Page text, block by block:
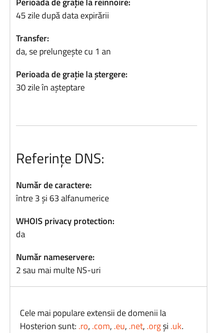
45 zile după data expirării
Transfer:
da, se prelungește cu 1 an
Perioada de grație la ștergere:
30 zile în așteptare
Referințe DNS:
Număr de caractere:
între 3 și 63 alfanumerice
WHOIS privacy protection:
da
Număr nameservere:
2 sau mai multe NS-uri
Cele mai populare extensii de domenii la
Hosterion sunt: .ro, .com, .eu, .net, .orgși .uk.